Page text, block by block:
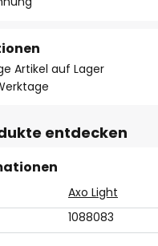
Artikel auf Lager
entdecken
Axo Light
1088083